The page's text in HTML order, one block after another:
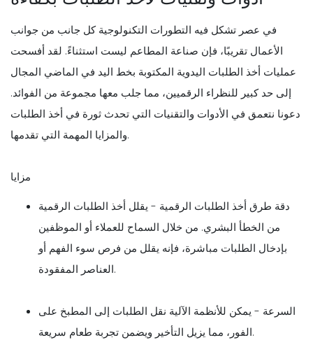
في عصر تشكل فيه التطورات التكنولوجية كل جانب من جوانب
الأعمال تقريبًا، فإن صناعة المطاعم ليست استثناءً. لقد أفسحت
عمليات أخذ الطلبات اليدوية المكتوبة بخط اليد في الماضي المجال
إلى حد كبير للنظراء الرقميين، مما جلب معها مجموعة من الفوائد.
دعونا نتعمق في الأدوات والتقنيات التي تحدث ثورة في أخذ الطلبات
والمزايا المهمة التي تقدمها.
مزايا
دقة طرق أخذ الطلبات الرقمية - يقلل أخذ الطلبات الرقمية
من الخطأ البشري. من خلال السماح للعملاء أو الموظفين
بإدخال الطلبات مباشرة، فإنه يقلل من فرص سوء الفهم أو
العناصر المفقودة.
السرعة - يمكن للأنظمة الآلية نقل الطلبات إلى المطبخ على
الفور، مما يزيل التأخير ويضمن تجربة طعام سريعة.